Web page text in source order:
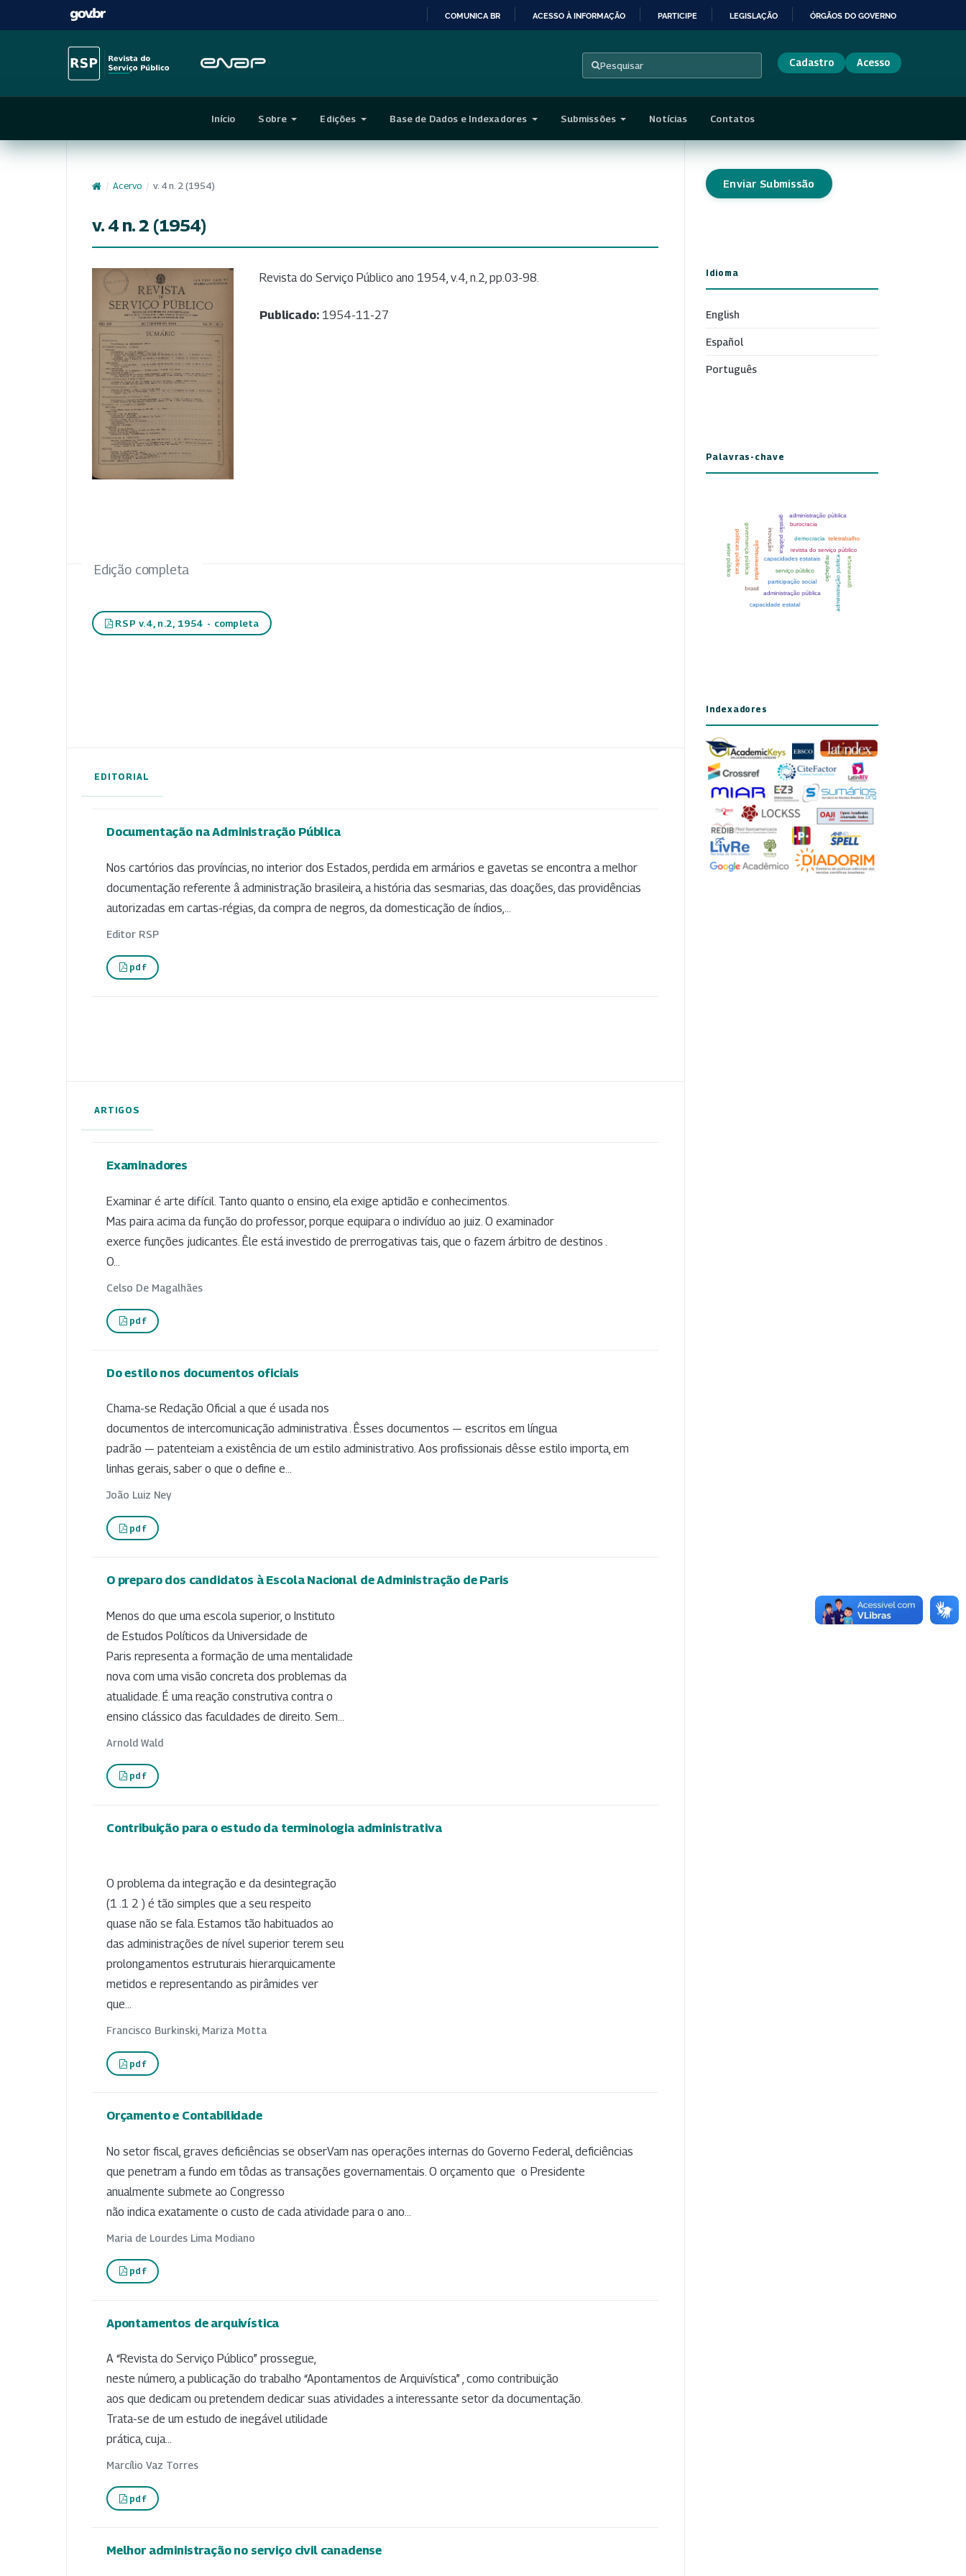
CONTEÚDO
COMUNICA BR ACESSO À INFORMAÇÃO PARTICIPE LEGISLAÇÃO ÓRGÃOS DO GOVERNO
Pesquisar Cadastro Acesso
Início Sobre Edições Base de Dados e Indexadores Submissões Notícias Contatos
/ Acervo / v. 4 n. 2 (1954)
v. 4 n. 2 (1954)
Revista do Serviço Público ano 1954, v.4, n.2, pp.03-98.
Publicado: 1954-11-27
Edição completa
RSP v.4, n.2, 1954 - completa
EDITORIAL
Documentação na Administração Pública
Nos cartórios das províncias, no interior dos Estados, perdida em armários e gavetas se encontra a melhor
documentação referente â administração brasileira, a história das sesmarias, das doações, das providências
autorizadas em cartas-régias, da compra de negros, da domesticação de índios,...
Editor RSP
pdf
ARTIGOS
Examinadores
Examinar é arte difícil. Tanto quanto o ensino, ela exige aptidão e conhecimentos.
Mas paira acima da função do professor, porque equipara o indivíduo ao juiz. O examinador
exerce funções judicantes. Êle está investido de prerrogativas tais, que o fazem árbitro de destinos .
O...
Celso De Magalhães
pdf
Do estilo nos documentos oficiais
Chama-se Redação Oficial a que é usada nos
documentos de intercomunicação administrativa . Êsses documentos — escritos em língua
padrão — patenteiam a existência de um estilo administrativo. Aos profissionais dêsse estilo importa, em
linhas gerais, saber o que o define e...
João Luiz Ney
pdf
O preparo dos candidatos à Escola Nacional de Administração de Paris
Menos do que uma escola superior, o Instituto
de Estudos Políticos da Universidade de
Paris representa a formação de uma mentalidade
nova com uma visão concreta dos problemas da
atualidade. É uma reação construtiva contra o
ensino clássico das faculdades de direito. Sem...
Arnold Wald
pdf
Contribuição para o estudo da terminologia administrativa
O problema da integração e da desintegração
(1 .1 2 ) é tão simples que a seu respeito
quase não se fala. Estamos tão habituados ao
das administrações de nível superior terem seu
prolongamentos estruturais hierarquicamente
metidos e representando as pirâmides ver
que...
Francisco Burkinski, Mariza Motta
pdf
Orçamento e Contabilidade
No setor fiscal, graves deficiências se obserVam nas operações internas do Governo Federal, deficiências
que penetram a fundo em tôdas as transações governamentais. O orçamento que o Presidente
anualmente submete ao Congresso
não indica exatamente o custo de cada atividade para o ano...
Maria de Lourdes Lima Modiano
pdf
Apontamentos de arquivística
A “Revista do Serviço Público” prossegue,
neste número, a publicação do trabalho “Apontamentos de Arquivística” , como contribuição
aos que dedicam ou pretendem dedicar suas atividades a interessante setor da documentação.
Trata-se de um estudo de inegável utilidade
prática, cuja...
Marcílio Vaz Torres
pdf
Melhor administração no serviço civil canadense
Enviar Submissão
Idioma
English
Español
Português
Palavras-chave
Indexadores